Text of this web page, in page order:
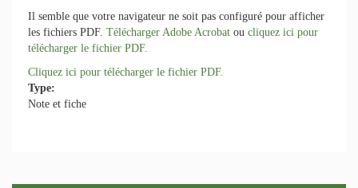
Il semble que votre navigateur ne soit pas configuré pour afficher
les fichiers PDF. Télécharger Adobe Acrobat ou cliquez ici pour
télécharger le fichier PDF.
Cliquez ici pour télécharger le fichier PDF.
Type:
Note et fiche